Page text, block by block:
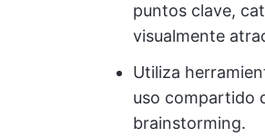
puntos clave,
visualmente
Utiliza
uso compartido
brainstorming.